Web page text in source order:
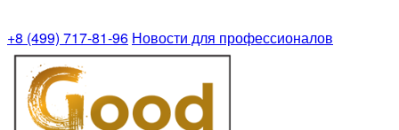
+8 (499) 717-81-96 Новости для профессионалов